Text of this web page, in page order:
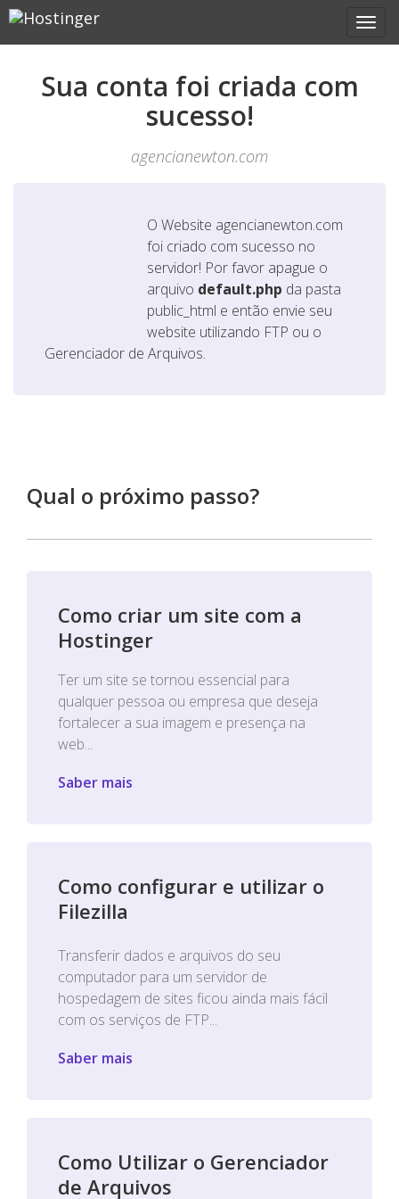
Sua conta foi criada com
sucesso!
agencianewton.com
O Website agencianewton.com
foi criado com sucesso no
servidor! Por favor apague o
arquivo default.php da pasta
public_html e então envie seu
website utilizando FTP ou o
Gerenciador de Arquivos.
Qual o próximo passo?
Como criar um site com a
Hostinger
Ter um site se tornou essencial para
qualquer pessoa ou empresa que deseja
fortalecer a sua imagem e presença na
web...
Saber mais
Como configurar e utilizar o
Filezilla
Transferir dados e arquivos do seu
computador para um servidor de
hospedagem de sites ficou ainda mais fácil
com os serviços de FTP...
Saber mais
Como Utilizar o Gerenciador
de Arquivos